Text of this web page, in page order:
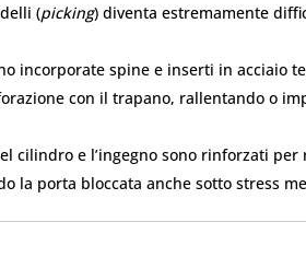
(picking) diventa estremamente
incorporate spine e inserti in acciaio
con il trapano, rallentando o
cilindro e l’ingegno sono rinforzati
la porta bloccata anche sotto stress